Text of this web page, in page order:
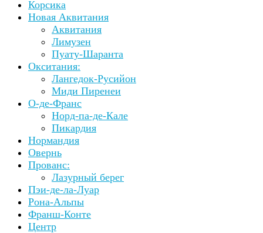
Корсика
Новая Аквитания
Аквитания
Лимузен
Пуату-Шаранта
Окситания:
Лангедок-Русийон
Миди Пиренеи
О-де-Франс
Норд-па-де-Кале
Пикардия
Нормандия
Овернь
Прованс:
Лазурный берег
Пэи-де-ла-Луар
Рона-Альпы
Франш-Конте
Центр